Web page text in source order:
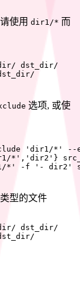
使用 dir1/* 而
dst_dir/
选项, 或使
'dir1/*' --
*','dir2'}
-f '- dir2'
类型的文件
dst_dir/